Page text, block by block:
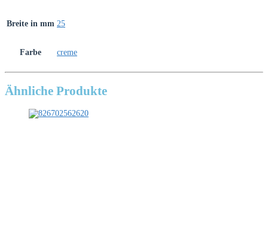
Breite in mm 25
Farbe creme
Ähnliche Produkte